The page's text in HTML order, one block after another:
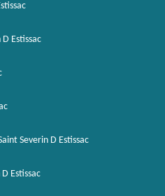
Estissac
Severin D Estissac
Estissac